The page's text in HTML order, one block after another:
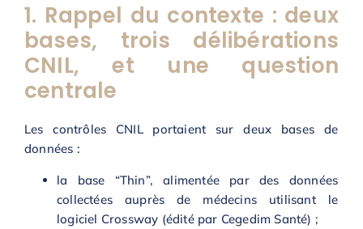
1. Rappel du contexte : deux
bases, trois délibérations
CNIL, et une question
centrale
Les contrôles CNIL portaient sur deux bases de
données :
la base “Thin”, alimentée par des données
collectées auprès de médecins utilisant le
logiciel Crossway (édité par Cegedim Santé) ;